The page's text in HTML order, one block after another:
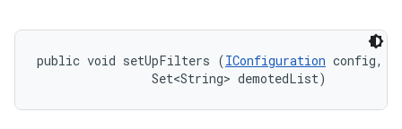
public void setUpFilters (IConfiguration config,
                Set<String> demotedList)